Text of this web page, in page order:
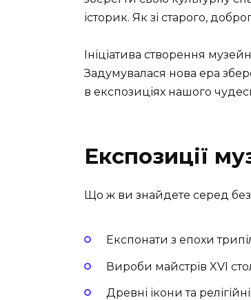
історик. Як зі старого,
Ініціатива створення
Задумувалася нова ера
в експозиціях нашого
Експозиції
Що ж ви знайдете серед
Експонати з епохи
Вироби майстрів XVI
Древні ікони та